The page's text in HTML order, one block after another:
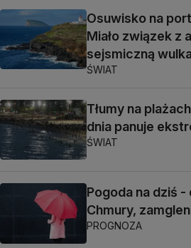
Osuwisko na
Miało związek z
sejsmiczną
ŚWIAT
Tłumy na
dnia panuje
ŚWIAT
Pogoda na dziś
Chmury,
PROGNOZA